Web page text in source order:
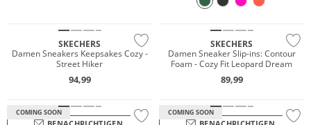
SKECHERS
Damen Sneakers Keepsakes Cozy -
Street Hiker
94,99
SKECHERS
Damen Sneaker Slip-ins: Contour
Foam - Cozy Fit Leopard Dream
89,99
COMING SOON COMING SOON